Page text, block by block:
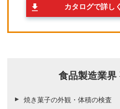
カタログで詳し
食品製造業界
焼き菓子の外観・体積の検査